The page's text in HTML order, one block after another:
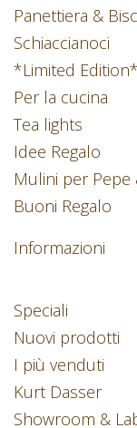
Panettiera &
Schiaccianoci
*Limited
Per la cucina
Tea lights
Idee Regalo
Mulini per Pepe
Buoni Regalo
Informazioni
Speciali
Nuovi prodotti
I più venduti
Kurt Dasser
Showroom &